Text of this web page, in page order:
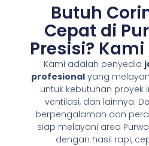
Butuh
Cepat di
Presisi?
Kami adalah penyedia
profesional yang
untuk kebutuhan proyek
ventilasi, dan lainnya.
berpengalaman dan
siap melayani area
dengan hasil rapi,